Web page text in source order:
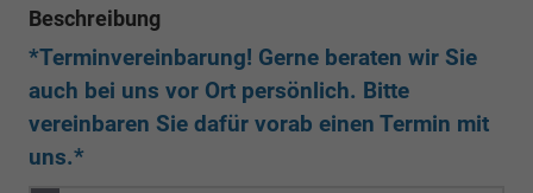
Beschreibung
*Terminvereinbarung! Gerne beraten wir Sie
auch bei uns vor Ort persönlich. Bitte
vereinbaren Sie dafür vorab einen Termin mit
uns.*